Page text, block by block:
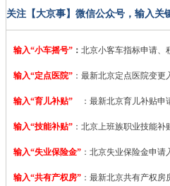
关注【大京事】微信公众号，输入关
输入“小车摇号” ： 北京小客车指标申请、
输入“定点医院” ： 最新北京定点医院变更
输入“育儿补贴” ：最新北京育儿补贴申
输入“技能补贴” ： 北京上班族职业技能补
输入“失业保险金” ：北京失业保险金申请
输入“共有产权房” ：最新北京共有产权房